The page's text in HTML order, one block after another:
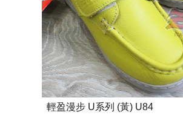
輕盈漫步 U系列 (黃) U84